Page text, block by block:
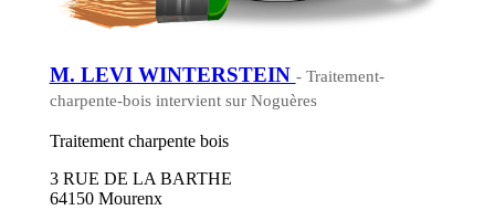
M. LEVI WINTERSTEIN - Traitement-
charpente-bois intervient sur Noguères
Traitement charpente bois
3 RUE DE LA BARTHE
64150 Mourenx